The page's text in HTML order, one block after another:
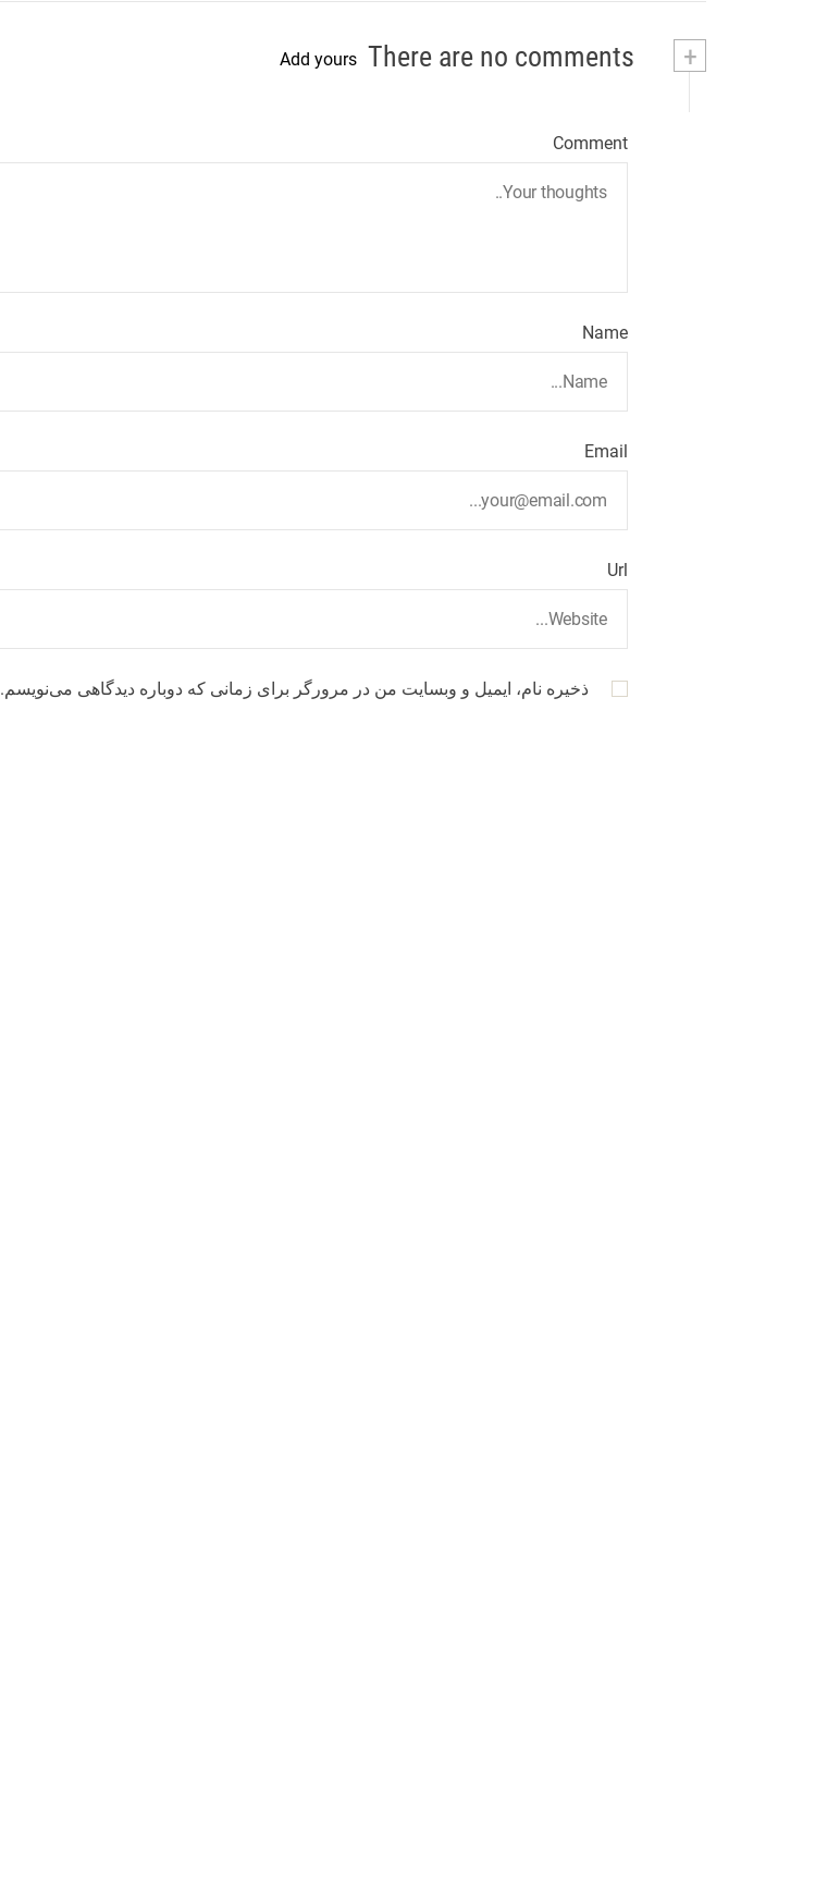
+
Add yours
Comment
Name
Email
Url
ذخیره نام، ایمیل و وبسایت من در مرورگر برای زمانی که دوباره دیدگاهی می‌نویسم.